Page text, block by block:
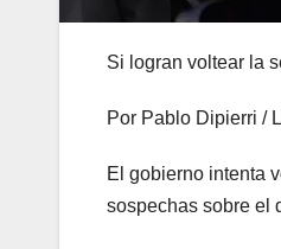
Si logran voltear la
Por Pablo Dipierri /
El gobierno intenta
sospechas sobre el